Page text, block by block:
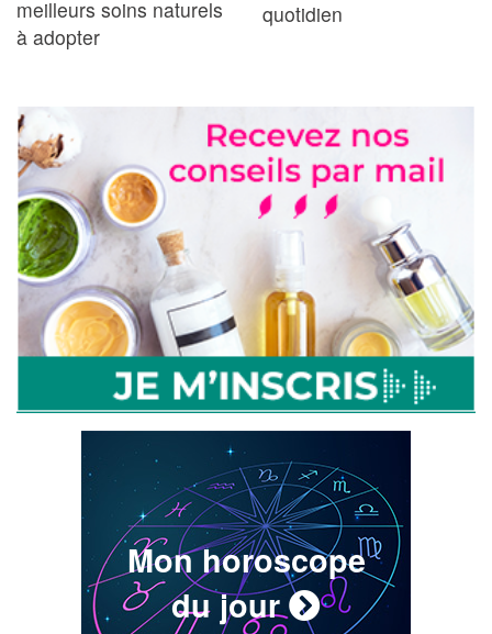
meilleurs soins naturels
à adopter
quotidien
Mon horoscope
du jour